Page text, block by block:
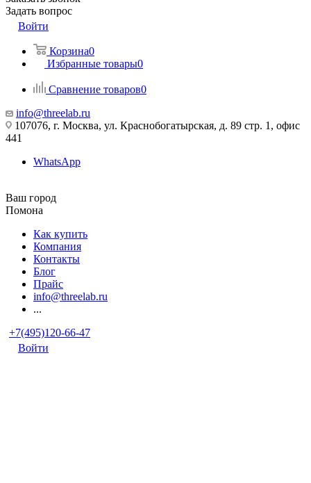
Задать вопрос
Войти
Корзина0
Избранные товары0
Сравнение товаров0
info@threelab.ru
107076, г. Москва, ул. Краснобогатырская, д. 89 стр. 1, офис
441
WhatsApp
Ваш город
Помона
Как купить
Компания
Контакты
Блог
Прайс
info@threelab.ru
...
+7(495)120-66-47
Войти